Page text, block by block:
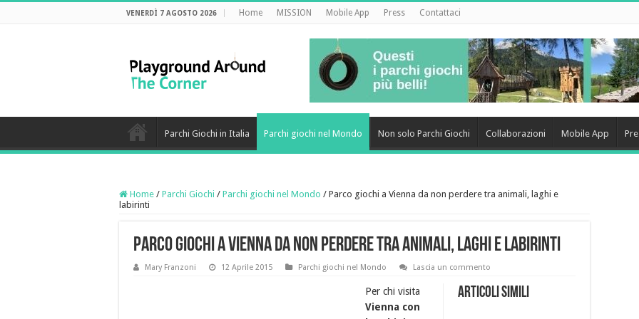
VENERDÌ 7 AGOSTO 2026 Home MISSION Mobile App Press Contattaci
Parchi Giochi in Italia Parchi giochi nel Mondo Non solo Parchi Giochi Collaborazioni Mobile App
Home / Parchi Giochi / Parchi giochi nel Mondo / Parco giochi a Vienna da non perdere tra animali, laghi e
labirinti
Parco giochi a Vienna da non perdere tra animali, laghi e labirinti
Mary Franzoni 12 Aprile 2015 Parchi giochi nel Mondo Lascia un commento
Articoli simili
Per chi visita
Vienna con